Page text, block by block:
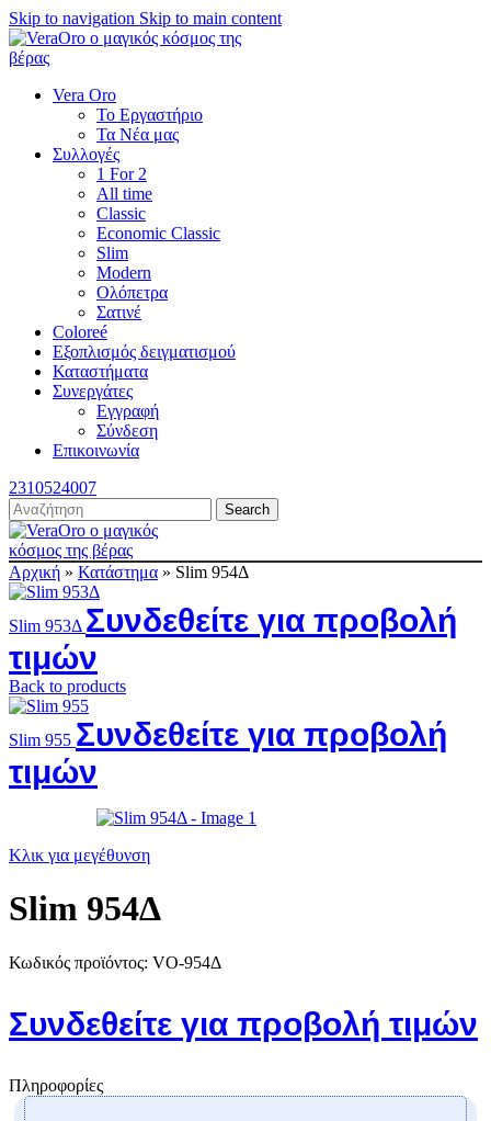
Skip to navigation Skip to main content
Vera Oro
Το Εργαστήριο
Τα Νέα μας
Συλλογές
1 For 2
All time
Classic
Economic Classic
Slim
Modern
Ολόπετρα
Σατινέ
Coloreé
Εξοπλισμός δειγματισμού
Καταστήματα
Συνεργάτες
Εγγραφή
Σύνδεση
Επικοινωνία
2310524007
Search
Αρχική » Κατάστημα » Slim 954Δ
Slim 953Δ Συνδεθείτε για προβολή
τιμών
Back to products
Slim 955 Συνδεθείτε για προβολή
τιμών
Κλικ για μεγέθυνση
Slim 954Δ
Κωδικός προϊόντος: VO-954Δ
Συνδεθείτε για προβολή τιμών
Πληροφορίες